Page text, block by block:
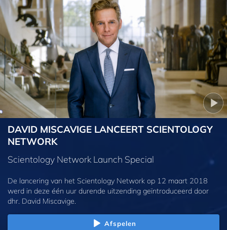
DAVID MISCAVIGE LANCEERT SCIENTOLOGY
NETWORK
Scientology Network Launch Special
De lancering van het Scientology Network op 12 maart 2018
werd in deze één uur durende uitzending geïntroduceerd door
dhr. David Miscavige.
Afspelen